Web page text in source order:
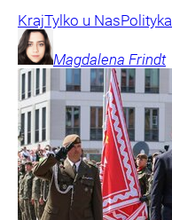
KrajTylko u NasPolityka
Magdalena Frindt